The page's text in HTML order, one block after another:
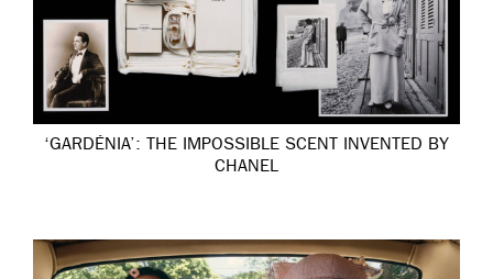
‘GARDÉNIA’: THE IMPOSSIBLE SCENT INVENTED BY
CHANEL